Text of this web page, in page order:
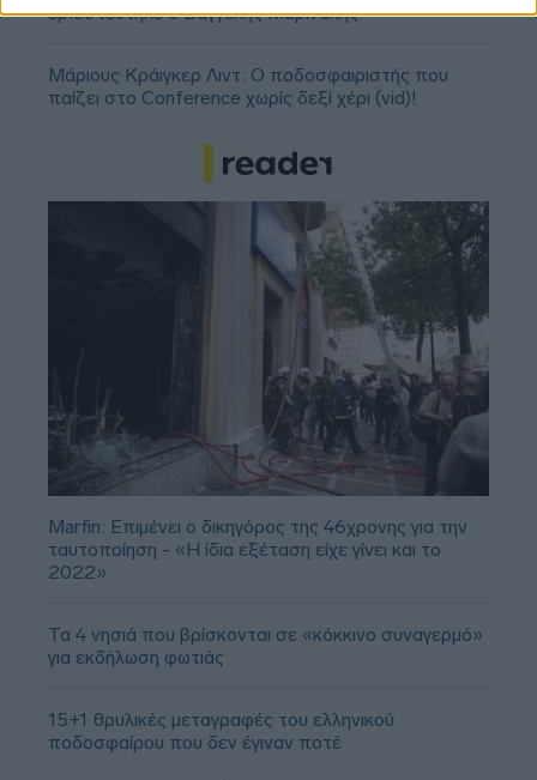
εμπιστεύτηκε ο Βαγγέλης Μαρινάκης
Μάριους Κράιγκερ Λιντ: Ο ποδοσφαιριστής που
παίζει στο Conference χωρίς δεξί χέρι (vid)!
Marfin: Επιμένει ο δικηγόρος της 46χρονης για την
ταυτοποίηση - «Η ίδια εξέταση είχε γίνει και το
2022»
Τα 4 νησιά που βρίσκονται σε «κόκκινο συναγερμό»
για εκδήλωση φωτιάς
15+1 θρυλικές μεταγραφές του ελληνικού
ποδοσφαίρου που δεν έγιναν ποτέ